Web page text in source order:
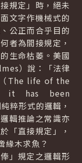
規定」時，絕未
文字作機械式的
公正而合乎目的
者為間接規定，
生命枯萎。美國
）說：「法律
The life of the
it has been
粹形式的邏輯，
輯推論之常識亦
「直接規定」，
緣木求魚？
」規定之邏輯形